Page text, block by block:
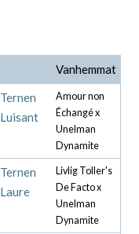
Vanhemmat
Ternen
Luisant
Amour non
Échangé x
Unelman
Dynamite
Ternen
Laure
Livlig Toller's
De Facto x
Unelman
Dynamite